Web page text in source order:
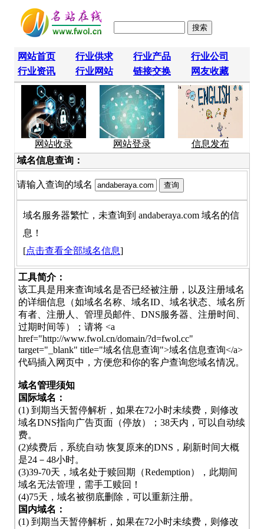
网站首页 行业供求 行业产品
行业公司
行业资讯
行业网站 链接交换 网友收藏
网站收录 网站登录
信息发布
域名信息查询：
请输入查询的域名
域名服务器繁忙，未查询到 andaberaya.com 域名的信
息！
[点击查看全部域名信息]
工具简介：
该工具是用来查询域名是否已经被注册，以及注册域名
的详细信息（如域名名称、域名ID、域名状态、域名所
有者、注册人、管理员邮件、DNS服务器、注册时间、
过期时间等）；请将 <a
href="http://www.fwol.cn/domain/?d=fwol.cc"
target="_blank" title="域名信息查询">域名信息查询</a>
代码插入网页中，方便您和你的客户查询您域名情况。
域名管理须知
国际域名：
(1) 到期当天暂停解析，如果在72小时未续费，则修改
域名DNS指向广告页面（停放）；38天内，可以自动续
费。
(2)续费后，系统自动 恢复原来的DNS，刷新时间大概
是24－48小时。
(3)39-70天，域名处于赎回期（Redemption），此期间
域名无法管理，需手工赎回！
(4)75天，域名被彻底删除，可以重新注册。
国内域名：
(1) 到期当天暂停解析，如果在72小时未续费，则修改